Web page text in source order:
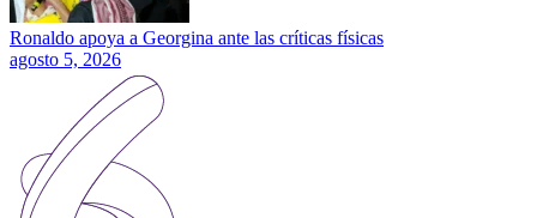
Ronaldo apoya a Georgina ante las críticas físicas
agosto 5, 2026